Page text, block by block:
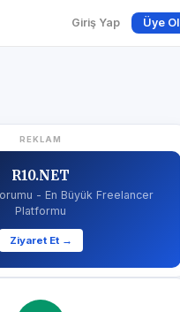
Giriş Yap Üye Ol
REKLAM
R10.NET
- En Büyük Freelancer
Platformu
Ziyaret Et →